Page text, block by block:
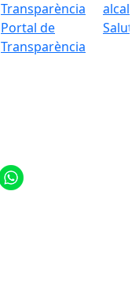
Portal de
Transparència